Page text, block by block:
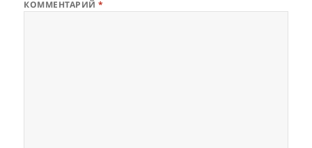
КОММЕНТАРИЙ*